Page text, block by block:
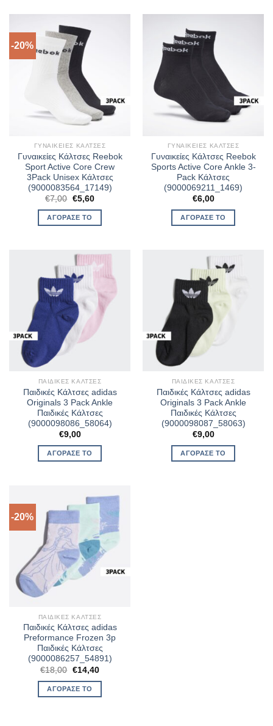
-20%
ΓΥΝΑΙΚΕΊΕΣ ΚΆΛΤΣΕΣ
Γυναικείες Κάλτσες Reebok
Sport Active Core Crew
3Pack Unisex Κάλτσες
(9000083564_17149)
€7,00 Original
was:
€7,00.
€5,60Η
ΑΓΌΡΑΣΈ ΤΟ
ΓΥΝΑΙΚΕΊΕΣ ΚΆΛΤΣΕΣ
Γυναικείες Κάλτσες Reebok
Sports Active Core Ankle 3-
Pack Κάλτσες
(9000069211_1469)
€6,00
ΑΓΌΡΑΣΈ ΤΟ
ΠΑΙΔΙΚΈΣ ΚΆΛΤΣΕΣ
Παιδικές Κάλτσες adidas
Originals 3 Pack Ankle
Παιδικές Κάλτσες
(9000098086_58064)
€9,00
ΑΓΌΡΑΣΈ ΤΟ
ΠΑΙΔΙΚΈΣ ΚΆΛΤΣΕΣ
Παιδικές Κάλτσες adidas
Originals 3 Pack Ankle
Παιδικές Κάλτσες
(9000098087_58063)
€9,00
ΑΓΌΡΑΣΈ ΤΟ
-20%
ΠΑΙΔΙΚΈΣ ΚΆΛΤΣΕΣ
Παιδικές Κάλτσες adidas
Preformance Frozen 3p
Παιδικές Κάλτσες
(9000086257_54891)
€18,00 Original
was:
€18,00.
€14,40Η
ΑΓΌΡΑΣΈ ΤΟ